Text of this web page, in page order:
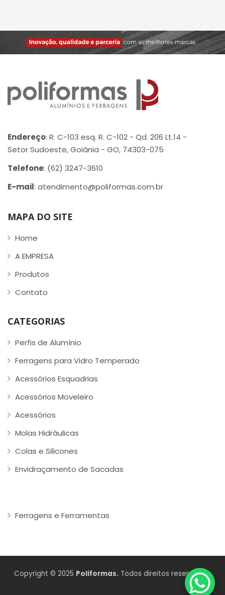
Endereço: R. C-103 esq. R. C-102 - Qd. 206 Lt.14 -
Setor Sudoeste, Goiânia - GO, 74303-075
Telefone: (62) 3247-3610
E-mail: atendimento@poliformas.com.br
MAPA DO SITE
Home
A EMPRESA
Produtos
Contato
CATEGORIAS
Perfis de Alumínio
Ferragens para Vidro Temperado
Acessórios Esquadrias
Acessórios Moveleiro
Acessórios
Molas Hidráulicas
Colas e Silicones
Envidraçamento de Sacadas
Ferragens e Ferramentas
Copyright © 2025 Poliformas. Todos direitos reservados.